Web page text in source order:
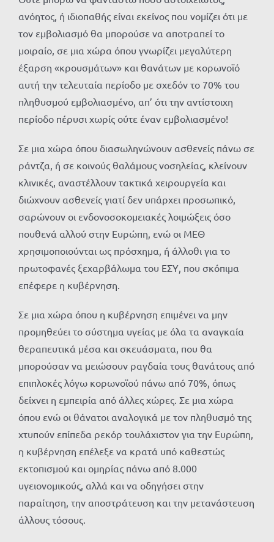
ανόητος, ή ιδιοπαθής είναι εκείνος που νομίζει ότι με
τον εμβολιασμό θα μπορούσε να αποτραπεί το
μοιραίο, σε μια χώρα όπου γνωρίζει μεγαλύτερη
έξαρση «κρουσμάτων» και θανάτων με κορωνοϊό
αυτή την τελευταία περίοδο με σχεδόν το 70% του
πληθυσμού εμβολιασμένο, απ’ ότι την αντίστοιχη
περίοδο πέρυσι χωρίς ούτε έναν εμβολιασμένο!
Σε μια χώρα όπου διασωληνώνουν ασθενείς πάνω σε
ράντζα, ή σε κοινούς θαλάμους νοσηλείας, κλείνουν
κλινικές, αναστέλλουν τακτικά χειρουργεία και
διώχνουν ασθενείς γιατί δεν υπάρχει προσωπικό,
σαρώνουν οι ενδονοσοκομειακές λοιμώξεις όσο
πουθενά αλλού στην Ευρώπη, ενώ οι ΜΕΘ
χρησιμοποιούνται ως πρόσχημα, ή άλλοθι για το
πρωτοφανές ξεχαρβάλωμα του ΕΣΥ, που σκόπιμα
επέφερε η κυβέρνηση.
Σε μια χώρα όπου η κυβέρνηση επιμένει να μην
προμηθεύει το σύστημα υγείας με όλα τα αναγκαία
θεραπευτικά μέσα και σκευάσματα, που θα
μπορούσαν να μειώσουν ραγδαία τους θανάτους από
επιπλοκές λόγω κορωνοϊού πάνω από 70%, όπως
δείχνει η εμπειρία από άλλες χώρες. Σε μια χώρα
όπου ενώ οι θάνατοι αναλογικά με τον πληθυσμό της
χτυπούν επίπεδα ρεκόρ τουλάχιστον για την Ευρώπη,
η κυβέρνηση επέλεξε να κρατά υπό καθεστώς
εκτοπισμού και ομηρίας πάνω από 8.000
υγειονομικούς, αλλά και να οδηγήσει στην
παραίτηση, την αποστράτευση και την μετανάστευση
άλλους τόσους.